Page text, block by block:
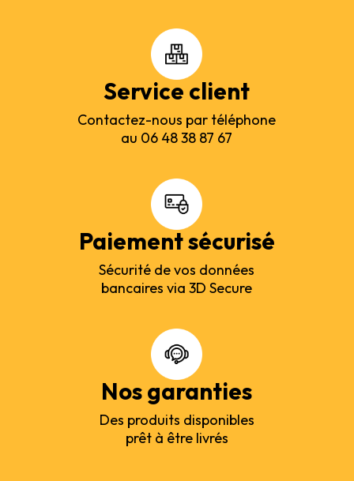
Service client
Contactez-nous par téléphone
au 06 48 38 87 67
Paiement sécurisé
Sécurité de vos données
bancaires via 3D Secure
Nos garanties
Des produits disponibles
prêt à être livrés